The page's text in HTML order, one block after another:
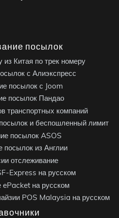
посылок
Китая по трек номеру
с Алиэкспресс
посылок с Joom
посылок Пандао
транспортных компаний
и беспошленный лимит
посылок ASOS
посылок из Англии
отслеживание
Express на русском
на русском
POS Malaysia на русском